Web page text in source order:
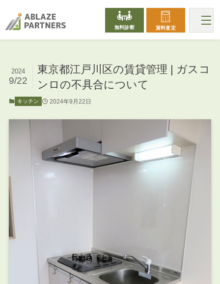
無料診断 賃料査定
東京都江戸川区の賃貸管理 | ガスコ
ンロの不具合について
2024
9/22
キッチン 2024年9月22日